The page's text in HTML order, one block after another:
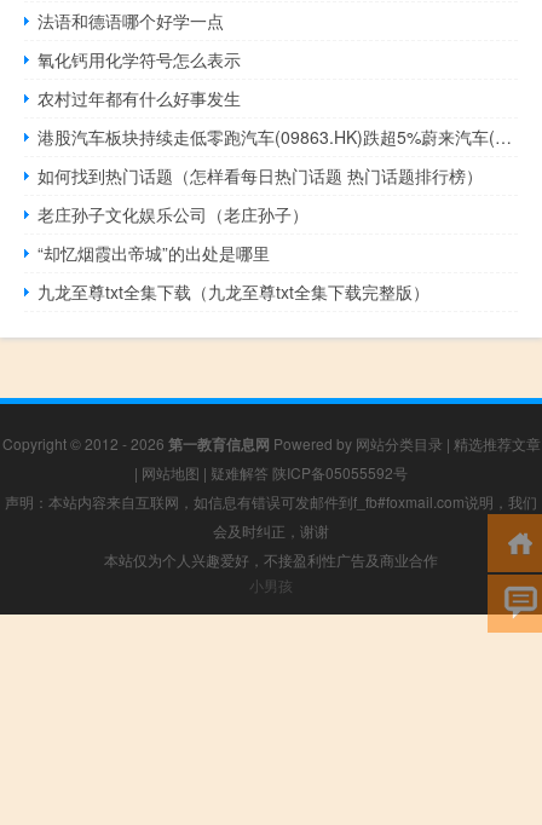
法语和德语哪个好学一点
氧化钙用化学符号怎么表示
农村过年都有什么好事发生
港股汽车板块持续走低零跑汽车(09863.HK)跌超5%蔚来汽车(09866.HK)跌3%小鹏汽车(09868.HK)跌1.5%比亚迪股份(01211.HK)跌超1%
如何找到热门话题（怎样看每日热门话题 热门话题排行榜）
老庄孙子文化娱乐公司（老庄孙子）
“却忆烟霞出帝城”的出处是哪里
九龙至尊txt全集下载（九龙至尊txt全集下载完整版）
Copyright © 2012 - 2026 第一教育信息网 Powered by 网站分类目录 | 精选推荐文章
| 网站地图 | 疑难解答 陕ICP备05055592号
声明：本站内容来自互联网，如信息有错误可发邮件到f_fb#foxmail.com说明，我们
会及时纠正，谢谢
本站仅为个人兴趣爱好，不接盈利性广告及商业合作
小男孩